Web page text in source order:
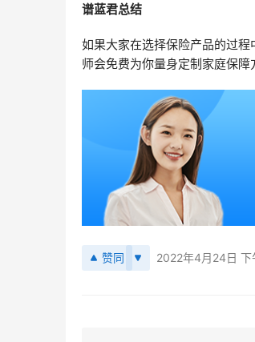
谱蓝君总结
如果大家在选择保险产品的过
师会免费为你量身定制家庭保障
赞同 2022年4月24日 下